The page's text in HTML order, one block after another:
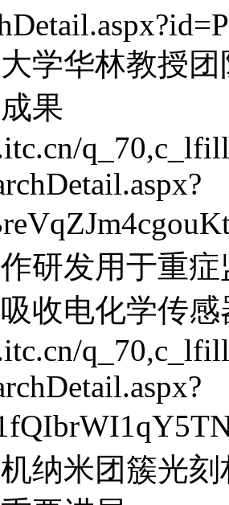
学华林教授
果
研发用于重
收电化学传感
纳米团簇光